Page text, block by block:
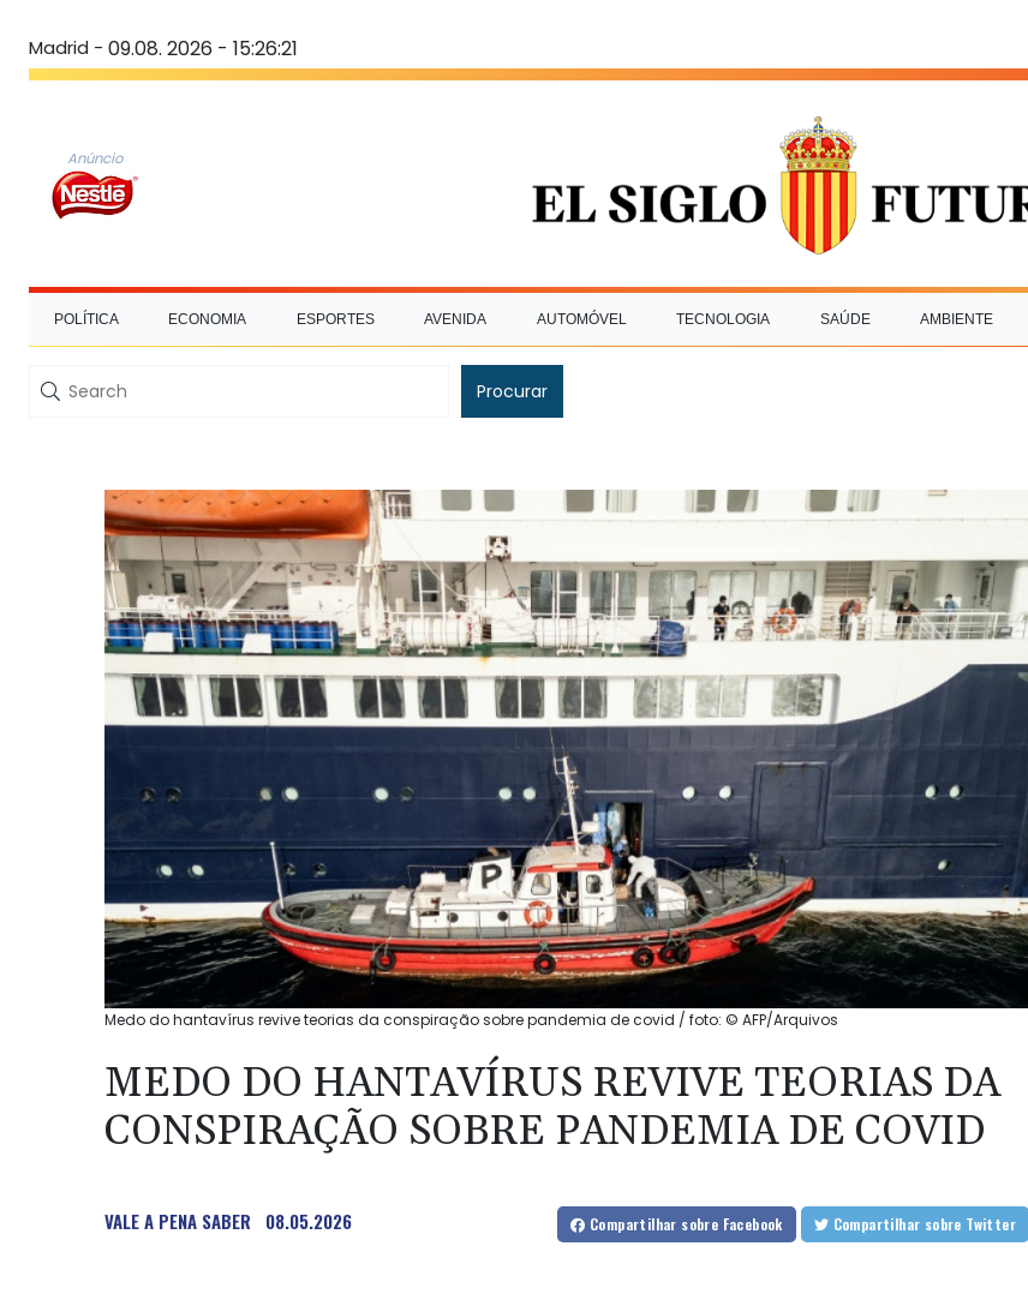
Madrid - 09.08. 2026 - 15:26:22
Anúncio
POLÍTICA ECONOMIA ESPORTES AVENIDA AUTOMÓVEL TECNOLOGIA SAÚDE AMBIENTE
Procurar
Medo do hantavírus revive teorias da conspiração sobre pandemia de covid / foto: © AFP/Arquivos
MEDO DO HANTAVÍRUS REVIVE TEORIAS DA
CONSPIRAÇÃO SOBRE PANDEMIA DE COVID
VALE A PENA SABER 08.05.2026 Compartilhar sobre Facebook Compartilhar sobre Twitter